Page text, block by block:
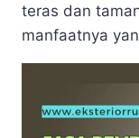
teras dan
manfaatnya